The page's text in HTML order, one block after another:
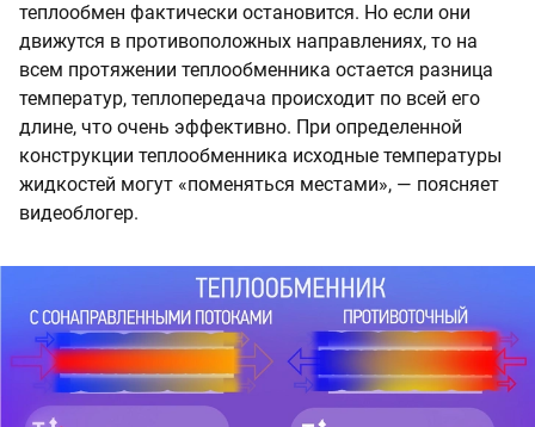
теплообмен фактически остановится. Но если они
движутся в противоположных направлениях, то на
всем протяжении теплообменника остается разница
температур, теплопередача происходит по всей его
длине, что очень эффективно. При определенной
конструкции теплообменника исходные температуры
жидкостей могут «поменяться местами», — поясняет
видеоблогер.